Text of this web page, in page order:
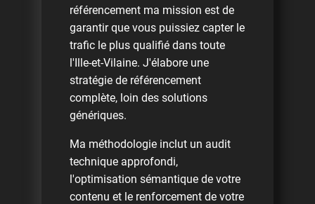
référencement ma mission est de
garantir que vous puissiez capter le
trafic le plus qualifié dans toute
l'Ille-et-Vilaine. J'élabore une
stratégie de référencement
complète, loin des solutions
génériques.
Ma méthodologie inclut un audit
technique approfondi,
l'optimisation sémantique de votre
contenu et le renforcement de votre